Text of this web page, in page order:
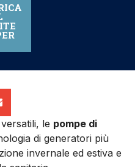
le pompe di
di generatori più
invernale ed estiva e